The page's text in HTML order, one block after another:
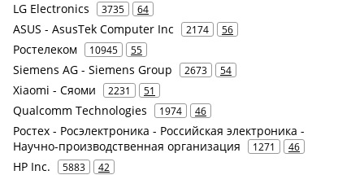
LG Electronics 3735 64
ASUS - AsusTek Computer Inc 2174 56
Ростелеком 10945 55
Siemens AG - Siemens Group 2673 54
Xiaomi - Сяоми 2231 51
Qualcomm Technologies 1974 46
Ростех - Росэлектроника - Российская электроника -
Научно-производственная организация
1271 46
HP Inc. 5883 42